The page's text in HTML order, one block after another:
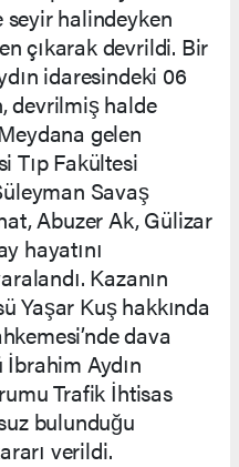
halindeyken
çıkarak devrildi. Bir
idaresindeki 06
devrilmiş halde
gelen
Tıp Fakültesi
Savaş
Abuzer Ak, Gülizar
hayatını
Kazanın
Yaşar Kuş hakkında
dava
İbrahim Aydın
Trafik İhtisas
bulunduğu
verildi.